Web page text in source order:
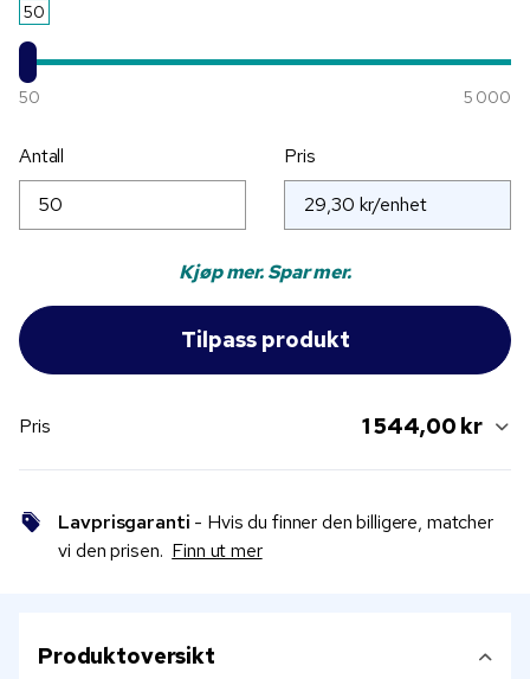
50
50 5 000
Antall Pris
Kjøp mer. Spar mer.
Pris 1 544,00 kr
Lavprisgaranti - Hvis du finner den billigere, matcher
vi den prisen. Finn ut mer
Produktoversikt